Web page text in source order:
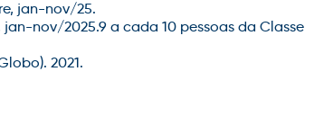
jan-nov/25.
jan-nov/2025.9 a cada 10 pessoas da Classe
2021.